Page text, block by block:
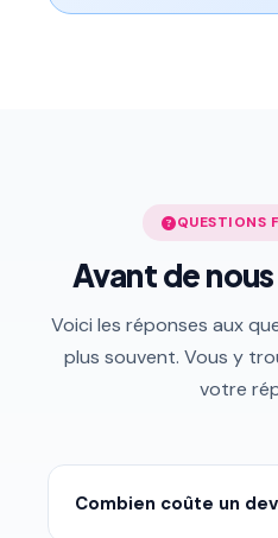
QUESTIONS
Avant de nous
Voici les réponses aux
plus souvent. Vous y
votre
Combien coûte un